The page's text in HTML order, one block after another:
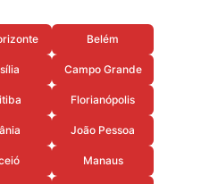
Belém
Campo Grande
Florianópolis
João Pessoa
Manaus